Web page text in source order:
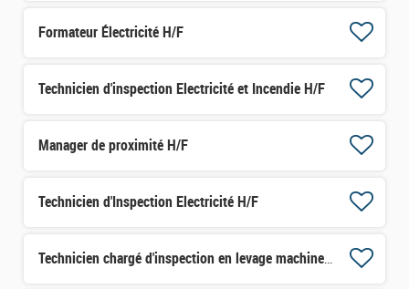
Formateur Électricité H/F
Technicien d'inspection Electricité et Incendie H/F
Manager de proximité H/F
Technicien d'Inspection Electricité H/F
Technicien chargé d'inspection en levage machines H/F